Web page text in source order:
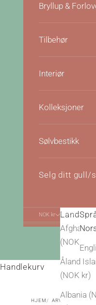
Bryllup &
Tilbehør
Interiør
Kolleksjoner
Sølvbestikk
Selg ditt gull/
NOK kr
Land
Åland
(NOK kr)
Albania
Norsk
Handlekurv
HJEM ARVEN VINTAGE